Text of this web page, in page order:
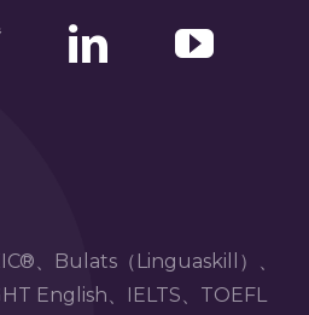
、Bulats（Linguaskill）、
English、IELTS、TOEFL